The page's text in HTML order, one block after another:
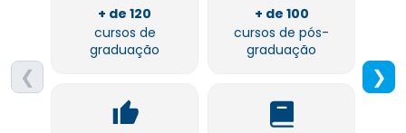
❮
+ de 120
cursos de
graduação
+ de 100
cursos de pós-
graduação
❯